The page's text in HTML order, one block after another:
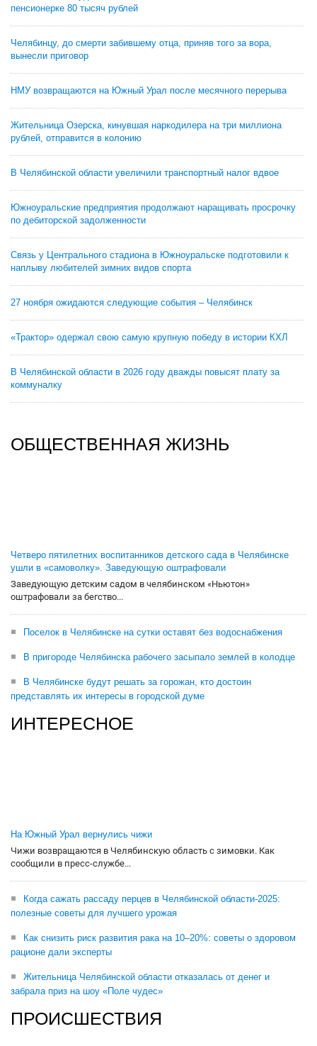
пенсионерке 80 тысяч рублей
Челябинцу, до смерти забившему отца, приняв того за вора,
вынесли приговор
НМУ возвращаются на Южный Урал после месячного перерыва
Жительница Озерска, кинувшая наркодилера на три миллиона
рублей, отправится в колонию
В Челябинской области увеличили транспортный налог вдвое
Южноуральские предприятия продолжают наращивать просрочку
по дебиторской задолженности
Связь у Центрального стадиона в Южноуральске подготовили к
наплыву любителей зимних видов спорта
27 ноября ожидаются следующие события – Челябинск
«Трактор» одержал свою самую крупную победу в истории КХЛ
В Челябинской области в 2026 году дважды повысят плату за
коммуналку
ОБЩЕСТВЕННАЯ ЖИЗНЬ
Четверо пятилетних воспитанников детского сада в Челябинске
ушли в «самоволку». Заведующую оштрафовали
Заведующую детским садом в челябинском «Ньютон»
оштрафовали за бегство...
Поселок в Челябинске на сутки оставят без водоснабжения
В пригороде Челябинска рабочего засыпало землей в колодце
В Челябинске будут решать за горожан, кто достоин
представлять их интересы в городской думе
ИНТЕРЕСНОЕ
На Южный Урал вернулись чижи
Чижи возвращаются в Челябинскую область с зимовки. Как
сообщили в пресс-службе...
Когда сажать рассаду перцев в Челябинской области-2025:
полезные советы для лучшего урожая
Как снизить риск развития рака на 10–20%: советы о здоровом
рационе дали эксперты
Жительница Челябинской области отказалась от денег и
забрала приз на шоу «Поле чудес»
ПРОИСШЕСТВИЯ